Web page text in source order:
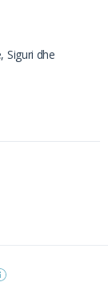
Siguri dhe